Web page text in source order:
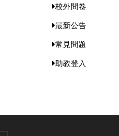
校外問卷
最新公告
常見問題
助教登入